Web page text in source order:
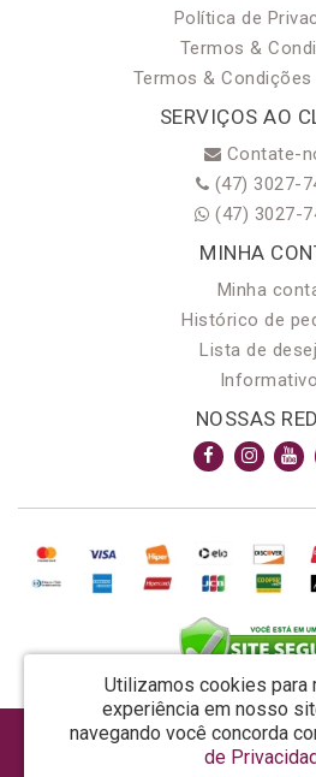
Política de
Termos &
Termos &
SERVIÇOS AO
Contate-
(47) 3027-
(47) 3027-
MINHA
Minha
Histórico de
Lista de
Informativo
NOSSAS
Utilizamos cookies para
experiência em nosso
navegando você concorda
de
AROMA & MAGIA MANUF DE PROD
Rua da Prosperidade, 480 - Araquari -